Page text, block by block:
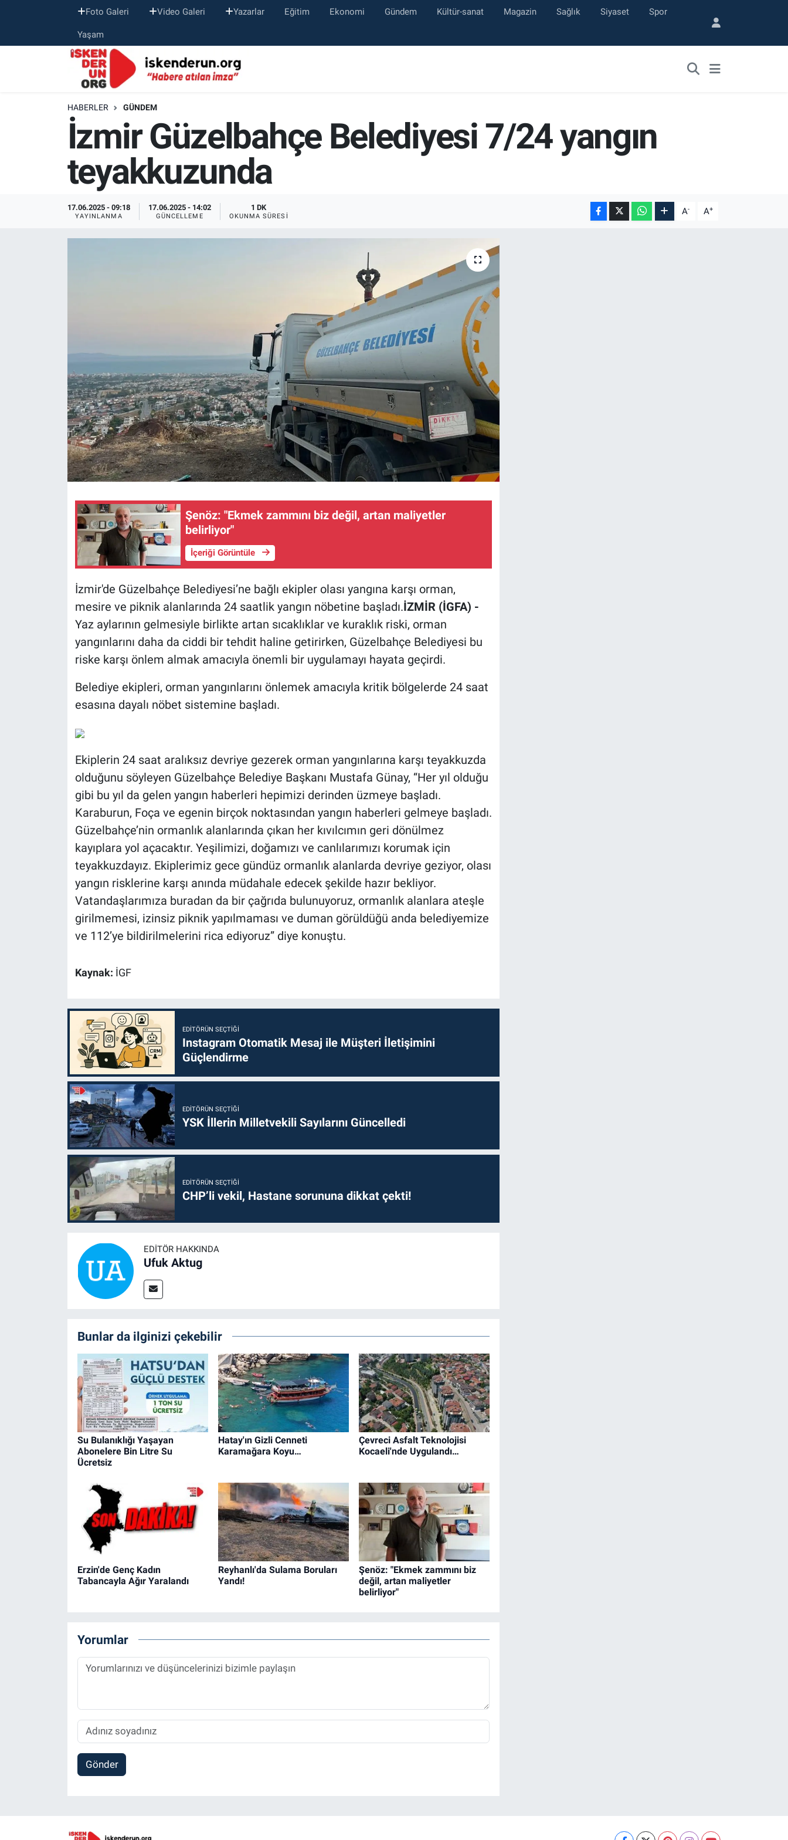
Foto Galeri Video Galeri Yazarlar Eğitim Ekonomi Gündem Kültür-sanat Magazin Sağlık Siyaset Spor
Yaşam
HABERLER GÜNDEM
İzmir Güzelbahçe Belediyesi 7/24 yangın
teyakkuzunda
17.06.2025 - 09:18
YAYINLANMA
17.06.2025 - 14:02
GÜNCELLEME
1 DK
OKUNMA SÜRESI A- A+
Şenöz: "Ekmek zammını biz değil, artan maliyetler
belirliyor"
İçeriği Görüntüle
İzmir'de Güzelbahçe Belediyesi’ne bağlı ekipler olası yangına karşı orman,
mesire ve piknik alanlarında 24 saatlik yangın nöbetine başladı.İZMİR (İGFA) -
Yaz aylarının gelmesiyle birlikte artan sıcaklıklar ve kuraklık riski, orman
yangınlarını daha da ciddi bir tehdit haline getirirken, Güzelbahçe Belediyesi bu
riske karşı önlem almak amacıyla önemli bir uygulamayı hayata geçirdi.
Belediye ekipleri, orman yangınlarını önlemek amacıyla kritik bölgelerde 24 saat
esasına dayalı nöbet sistemine başladı.
Ekiplerin 24 saat aralıksız devriye gezerek orman yangınlarına karşı teyakkuzda
olduğunu söyleyen Güzelbahçe Belediye Başkanı Mustafa Günay, ‘‘Her yıl olduğu
gibi bu yıl da gelen yangın haberleri hepimizi derinden üzmeye başladı.
Karaburun, Foça ve egenin birçok noktasından yangın haberleri gelmeye başladı.
Güzelbahçe’nin ormanlık alanlarında çıkan her kıvılcımın geri dönülmez
kayıplara yol açacaktır. Yeşilimizi, doğamızı ve canlılarımızı korumak için
teyakkuzdayız. Ekiplerimiz gece gündüz ormanlık alanlarda devriye geziyor, olası
yangın risklerine karşı anında müdahale edecek şekilde hazır bekliyor.
Vatandaşlarımıza buradan da bir çağrıda bulunuyoruz, ormanlık alanlara ateşle
girilmemesi, izinsiz piknik yapılmaması ve duman görüldüğü anda belediyemize
ve 112’ye bildirilmelerini rica ediyoruz” diye konuştu.
Kaynak: İGF
EDITÖRÜN SEÇTIĞI
Instagram Otomatik Mesaj ile Müşteri İletişimini
Güçlendirme
EDITÖRÜN SEÇTIĞI
YSK İllerin Milletvekili Sayılarını Güncelledi
EDITÖRÜN SEÇTIĞI
CHP’li vekil, Hastane sorununa dikkat çekti!
EDITÖR HAKKINDA
Ufuk Aktug
Bunlar da ilginizi çekebilir
Su Bulanıklığı Yaşayan
Abonelere Bin Litre Su
Ücretsiz
Hatay'ın Gizli Cenneti
Karamağara Koyu…
Çevreci Asfalt Teknolojisi
Kocaeli'nde Uygulandı…
Erzin'de Genç Kadın
Tabancayla Ağır Yaralandı
Reyhanlı'da Sulama Boruları
Yandı!
Şenöz: "Ekmek zammını biz
değil, artan maliyetler
belirliyor"
Yorumlar
Gönder